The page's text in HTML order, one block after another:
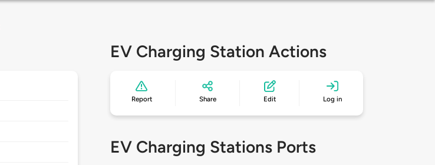
EV Charging Station Actions
Report Share Edit Log in
EV Charging Stations Ports